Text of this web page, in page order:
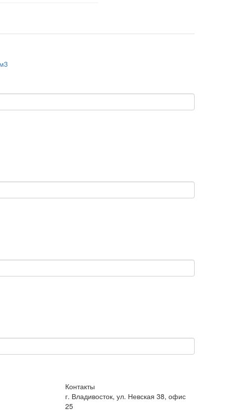
Контакты
г. Владивосток, ул. Невская 38, офис
25